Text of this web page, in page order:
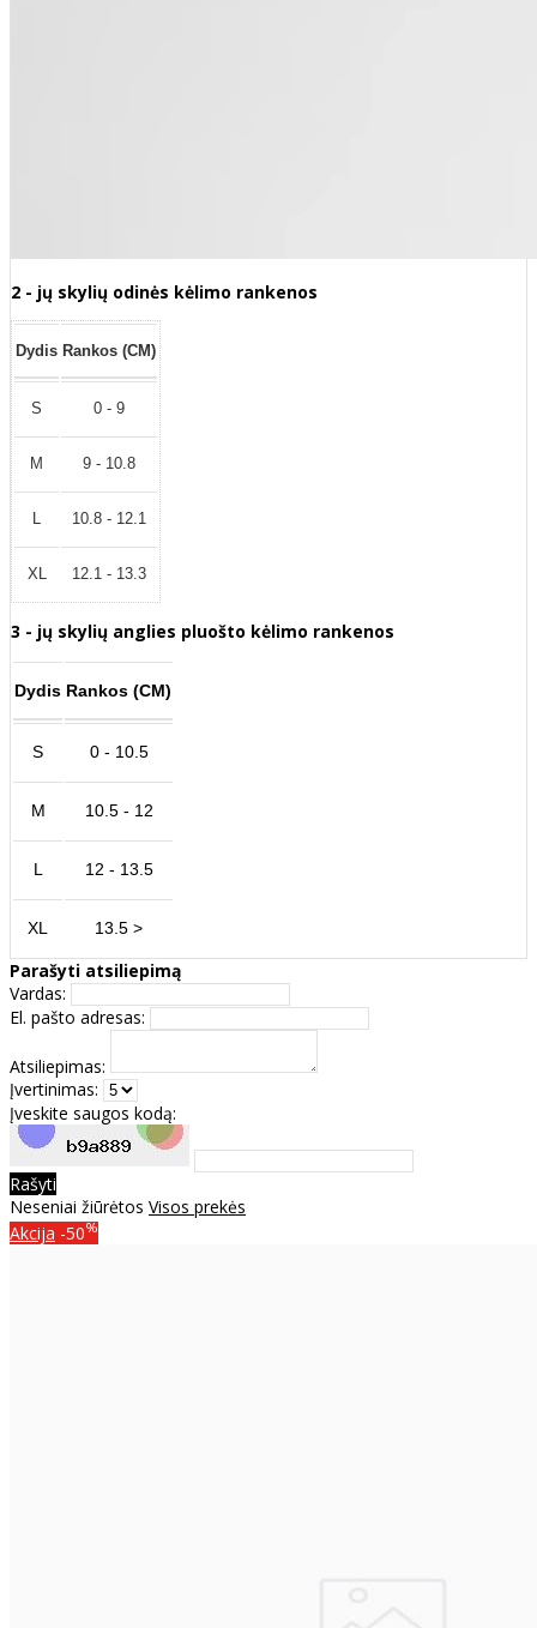
2 - jų skylių odinės kėlimo rankenos
Dydis Rankos (CM)
S 0 - 9
M 9 - 10.8
L 10.8 - 12.1
XL 12.1 - 13.3
3 - jų skylių anglies pluošto kėlimo rankenos
Dydis Rankos (CM)
S 0 - 10.5
M 10.5 - 12
L 12 - 13.5
XL 13.5 >
Parašyti atsiliepimą
Vardas:
El. pašto adresas:
Atsiliepimas:
Įvertinimas:
Įveskite saugos kodą:
Rašyti
Neseniai žiūrėtos Visos prekės
Akcija -50%